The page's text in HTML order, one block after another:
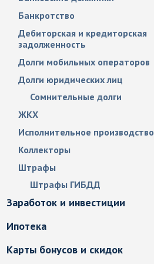
Банкротство
Дебиторская и кредиторская
задолженность
Долги мобильных операторов
Долги юридических лиц
Сомнительные долги
ЖКХ
Исполнительное производство
Коллекторы
Штрафы
Штрафы ГИБДД
Заработок и инвестиции
Ипотека
Карты бонусов и скидок